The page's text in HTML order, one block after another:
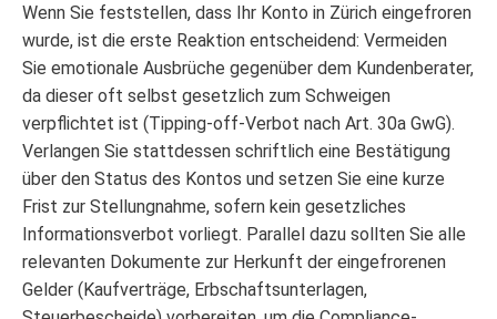
Wenn Sie feststellen, dass Ihr Konto in Zürich eingefroren
wurde, ist die erste Reaktion entscheidend: Vermeiden
Sie emotionale Ausbrüche gegenüber dem Kundenberater,
da dieser oft selbst gesetzlich zum Schweigen
verpflichtet ist (Tipping-off-Verbot nach Art. 30a GwG).
Verlangen Sie stattdessen schriftlich eine Bestätigung
über den Status des Kontos und setzen Sie eine kurze
Frist zur Stellungnahme, sofern kein gesetzliches
Informationsverbot vorliegt. Parallel dazu sollten Sie alle
relevanten Dokumente zur Herkunft der eingefrorenen
Gelder (Kaufverträge, Erbschaftsunterlagen,